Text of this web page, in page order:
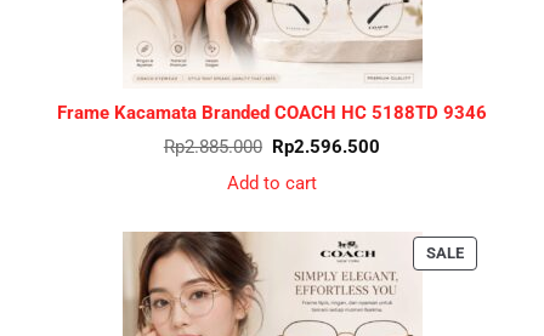
Frame Kacamata Branded COACH HC 5188TD 9346
Rp2.885.000 Original
price
was:
Rp2.885.000.
Rp2.596.500
Add to cart
SALEPRODUCT
ON